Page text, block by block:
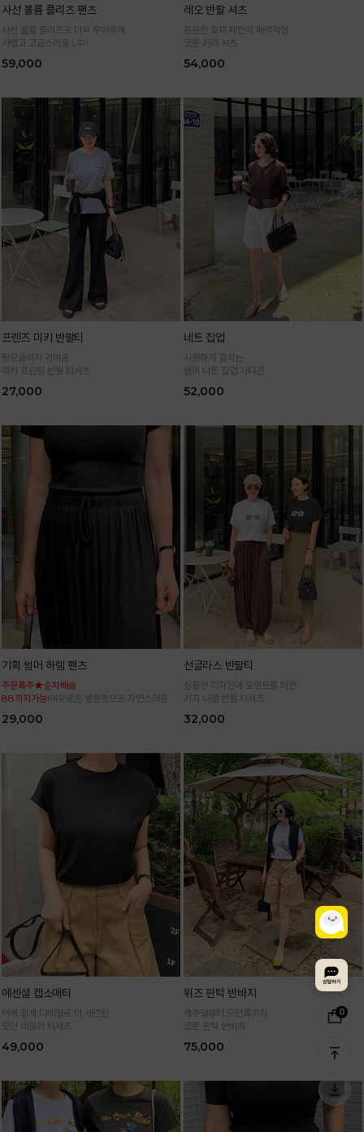
0
사선 볼륨 플리츠 팬츠
사선 볼륨 플리츠로 더욱 우아하게
가볍고 고급스러움 UP!
59,000
레오 반팔 셔츠
은은한 호피 패턴이 매력적인
코튼 카라 셔츠
54,000
프렌즈 미키 반팔티
뒷모습까지 귀여운
미키 프린팅 반팔 티셔츠
27,000
네트 집업
시원하게 걸치는
썸머 니트 집업 가디건
52,000
기획 썸머 하렘 팬츠
주문폭주★순차배송
88까지가능!여유로운 벌룬핏으로 자연스러운 체
29,000
선글라스 반팔티
심플한 디자인에 포인트를 더한
키치 나염 반팔 티셔츠
32,000
에센셜 캡소매티
어깨 절개 디테일로 더 세련된
모던 데일리 티셔츠
49,000
위즈 핀턱 반바지
캐주얼부터 모던룩까지
코튼 핀턱 반바지
75,000